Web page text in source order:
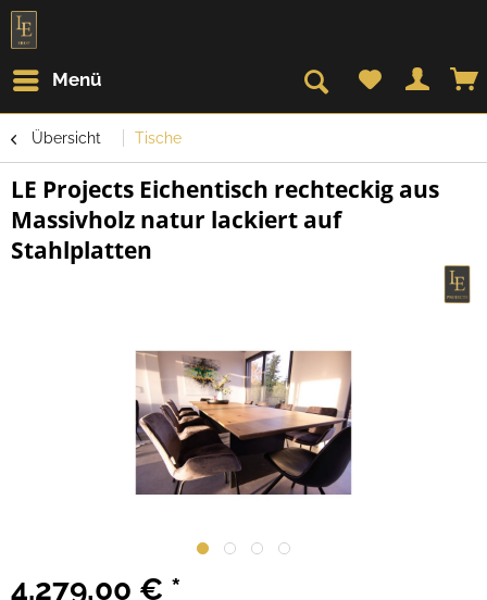
Menü
Übersicht Tische
LE Projects Eichentisch rechteckig aus
Massivholz natur lackiert auf
Stahlplatten
4.279,00 € *